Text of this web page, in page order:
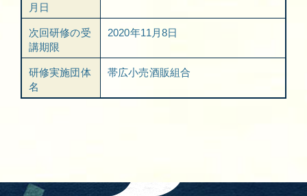
月日
次回研修の受
講期限
2020年11月8日
研修実施団体
名
帯広小売酒販組合